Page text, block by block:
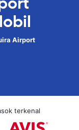
Airport
terkenal